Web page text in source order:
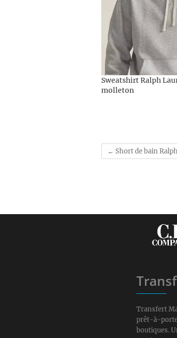
Sweatshirt Ralph
molleton
← Short de bain
Transfert
prêt-à-
boutiques.